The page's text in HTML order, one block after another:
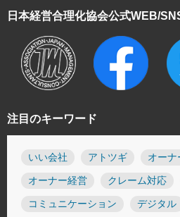
注目のキーワード
いい会社 アトツギ オーナ
オーナー経営 クレーム対応
コミュニケーション デジタル
日本経営合理化協会公式WEB/